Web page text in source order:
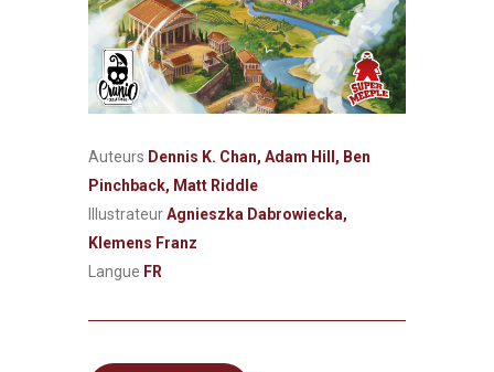
Auteurs Dennis K. Chan, Adam Hill, Ben
Pinchback, Matt Riddle
IllustrateurAgnieszka Dabrowiecka,
Klemens Franz
Langue FR